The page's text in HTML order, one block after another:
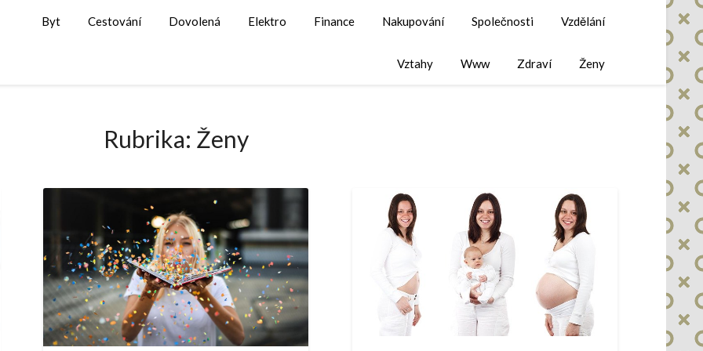
Byt Cestování Dovolená Elektro Finance Nakupování Společnosti Vzdělání
Vztahy Www Zdraví Ženy
Rubrika: Ženy